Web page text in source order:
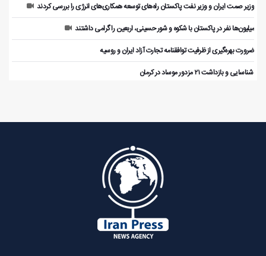
وزیر صمت ایران و وزیر نفت پاکستان راه‌های توسعه همکاری‌های انرژی را بررسی کردند
میلیون‌ها نفر در پاکستان با شکوه و شور حسینی، اربعین را گرامی داشتند
ضرورت بهره‌گیری از ظرفیت توافقنامه تجارت آزاد ایران و روسیه
️ شناسایی و بازداشت ۲۱ مزدور موساد در کرمان